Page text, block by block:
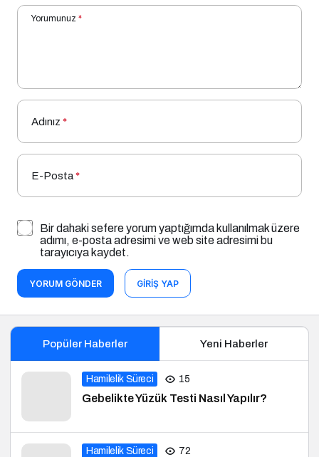
Yorumunuz *
Adınız *
E-Posta*
Bir dahaki sefere yorum yaptığımda kullanılmak üzere
adımı, e-posta adresimi ve web site adresimi bu
tarayıcıya kaydet.
YORUM GÖNDER GIRIŞ YAP
Popüler Haberler Yeni Haberler
Hamilelik Süreci 15
Gebelikte Yüzük Testi Nasıl Yapılır?
Hamilelik Süreci 72